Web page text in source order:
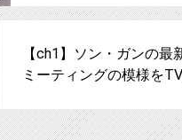
【ch1】ソン・ガンの最
ミーティングの模様を